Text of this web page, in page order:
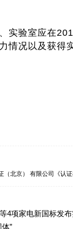
验室应在
情况以及获得
（北京） 有限公司《认
4项家电新国标发
”